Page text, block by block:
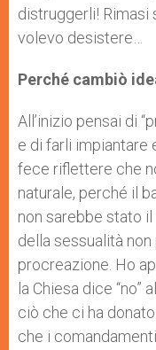
distruggerli! Rimasi
volevo desistere…
Perché cambiò
All’inizio pensai di
e di farli impiantare
fece riflettere che
naturale, perché il
non sarebbe stato il
della sessualità
procreazione. Ho
la Chiesa dice
ciò che ci ha
che i